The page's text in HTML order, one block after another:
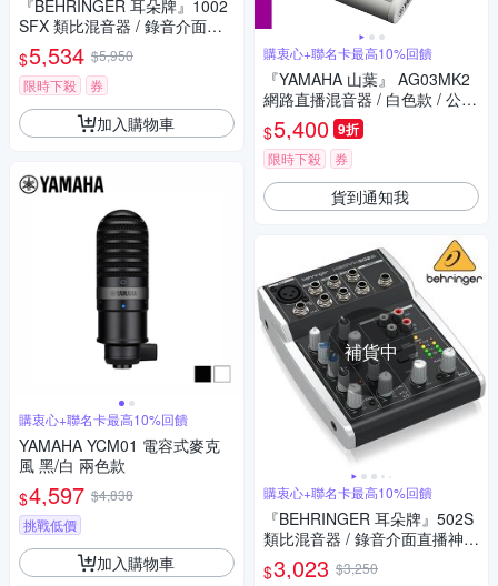
『BEHRINGER 耳朵牌』1002
SFX 類比混音器 / 錄音介面直
播神器 / 公司貨
$5,534 $5,950
限時下殺
券
加入購物車
購衷心+聯名卡最高10%回饋
YAMAHA YCM01 電容式麥克
風 黑/白 兩色款
$4,597 $4,838
挑戰低價
加入購物車
購衷心+聯名卡最高10%回饋
『YAMAHA 山葉』 AG03MK2
網路直播混音器 / 白色款 / 公司
貨保固
$5,400 9折
限時下殺 券
貨到通知我
補貨中
購衷心+聯名卡最高10%回饋
『BEHRINGER 耳朵牌』502S
類比混音器 / 錄音介面直播神器
/ 公司貨
$3,023 $3,250